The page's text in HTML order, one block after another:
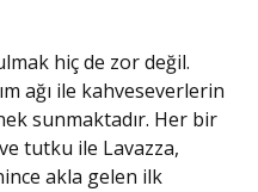
hiç de zor değil.
ağı ile kahveseverlerin
sunmaktadır. Her bir
tutku ile Lavazza,
akla gelen ilk